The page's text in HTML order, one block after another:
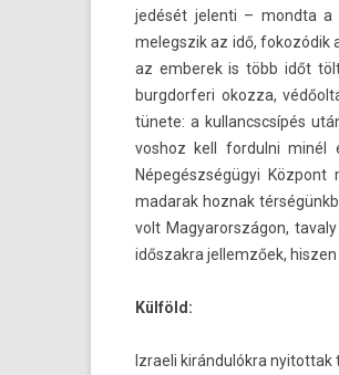
jedését jelen­ti – mondta a
melegszik az idő, fokozódik
az em­berek is több időt
burgdor­feri okoz­za,
tünete: a kul­lancscsípés
voshoz kell for­dulni
Népegészségügyi
madarak hoz­nak
volt Magyarországon,
idős­zakra jel­lemzőek,
Külföld:
Iz­raeli kirándulókra